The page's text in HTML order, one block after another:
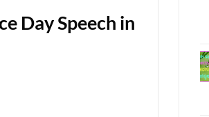
Day Speech in